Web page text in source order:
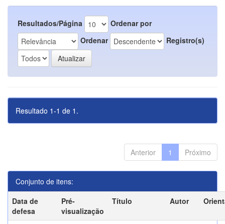
Resultados/Página
Ordenar por
Ordenar
Registro(s)
Resultado 1-1 de 1.
Anterior 1 Próximo
Conjunto de itens:
Data de
defesa
Pré-
visualização
Título Autor